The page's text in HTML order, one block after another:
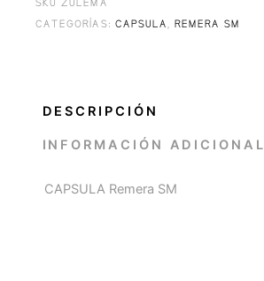
SKU ZULEMA
CATEGORÍAS:CAPSULA, REMERA SM
DESCRIPCIÓN
INFORMACIÓN ADICIONAL
CAPSULA Remera SM